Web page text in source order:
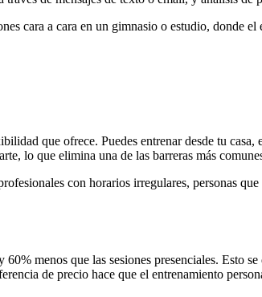
cara a cara en un gimnasio o estudio, donde
que ofrece. Puedes entrenar desde tu
lo que elimina una de las barreras más
con horarios irregulares, personas
menos que las sesiones presenciales. Esto
de precio hace que el entrenamiento